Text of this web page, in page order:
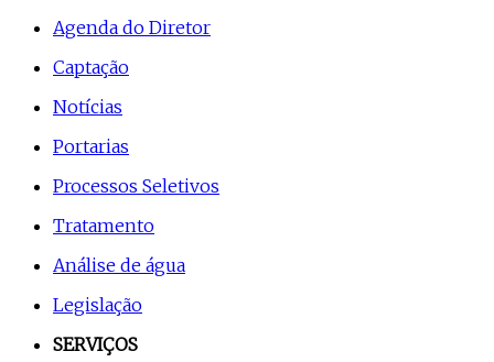
Agenda do Diretor
Captação
Notícias
Portarias
Processos Seletivos
Tratamento
Análise de água
Legislação
SERVIÇOS